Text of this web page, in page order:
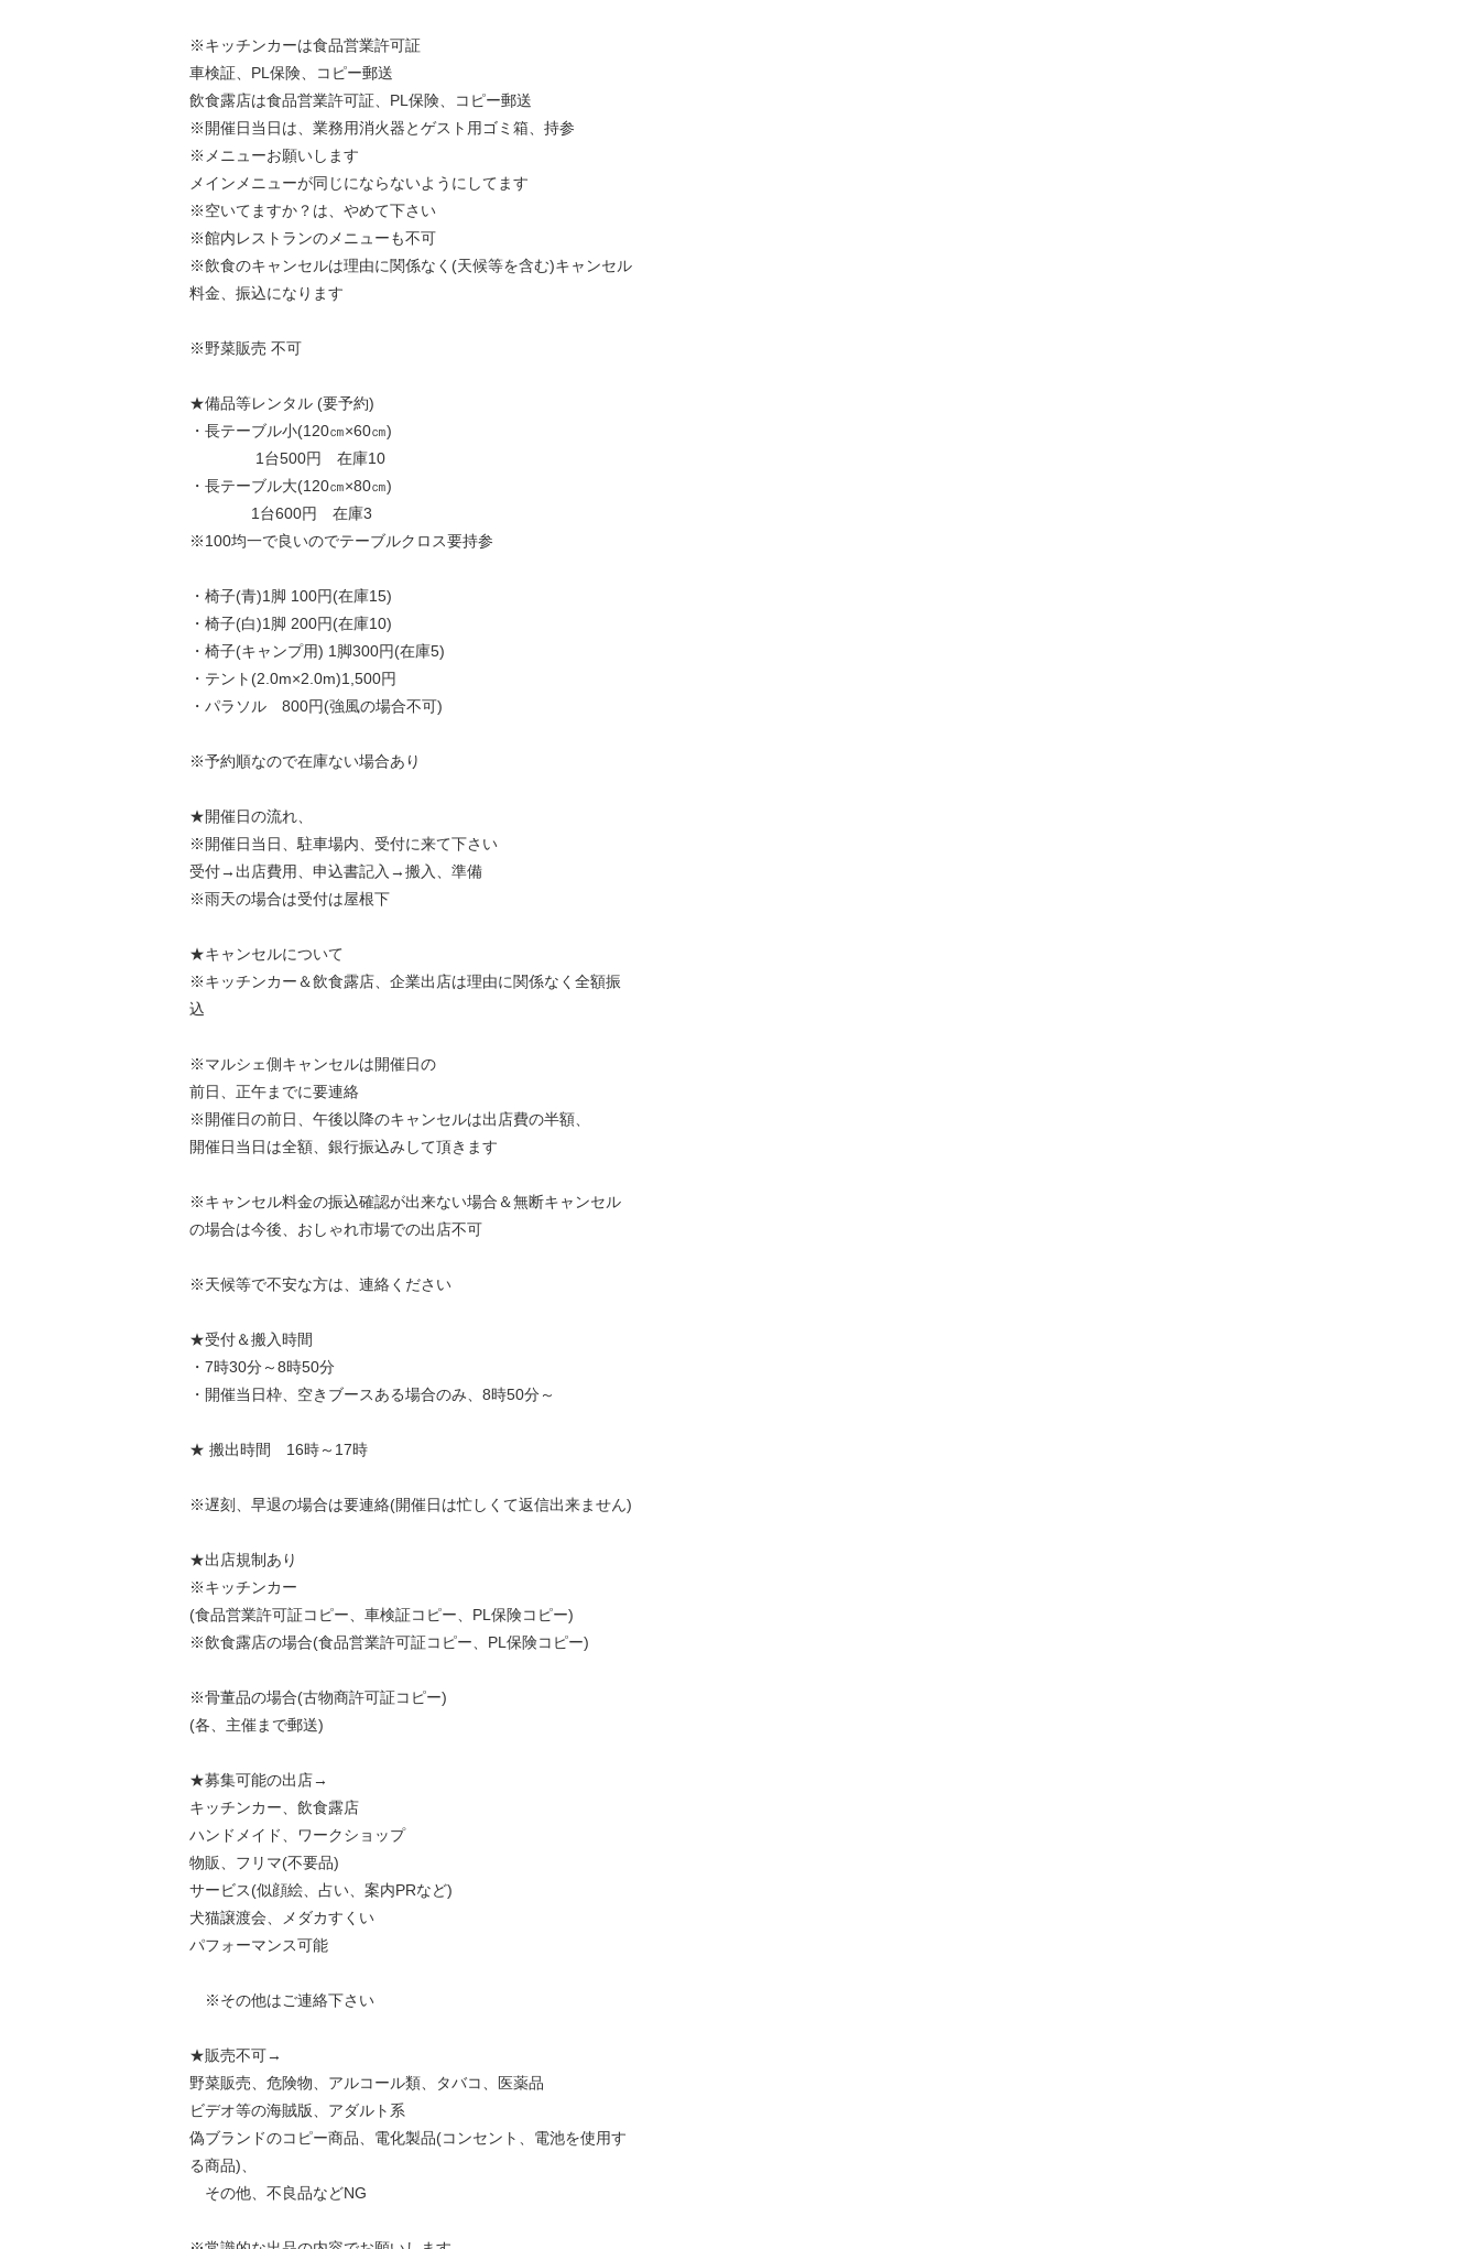
※キッチンカーは食品営業許可証
車検証、PL保険、コピー郵送
飲食露店は食品営業許可証、PL保険、コピー郵送
※開催日当日は、業務用消火器とゲスト用ゴミ箱、持参
※メニューお願いします
メインメニューが同じにならないようにしてます
※空いてますか？は、やめて下さい
※館内レストランのメニューも不可
※飲食のキャンセルは理由に関係なく(天候等を含む)キャンセル
料金、振込になります
※野菜販売 不可
★備品等レンタル (要予約)
・長テーブル小(120㎝×60㎝)
1台500円 在庫10
・長テーブル大(120㎝×80㎝)
1台600円 在庫3
※100均一で良いのでテーブルクロス要持参
・椅子(青)1脚 100円(在庫15)
・椅子(白)1脚 200円(在庫10)
・椅子(キャンプ用) 1脚300円(在庫5)
・テント(2.0m×2.0m)1,500円
・パラソル 800円(強風の場合不可)
※予約順なので在庫ない場合あり
★開催日の流れ、
※開催日当日、駐車場内、受付に来て下さい
受付→出店費用、申込書記入→搬入、準備
※雨天の場合は受付は屋根下
★キャンセルについて
※キッチンカー＆飲食露店、企業出店は理由に関係なく全額振
込
※マルシェ側キャンセルは開催日の
前日、正午までに要連絡
※開催日の前日、午後以降のキャンセルは出店費の半額、
開催日当日は全額、銀行振込みして頂きます
※キャンセル料金の振込確認が出来ない場合＆無断キャンセル
の場合は今後、おしゃれ市場での出店不可
※天候等で不安な方は、連絡ください
★受付＆搬入時間
・7時30分～8時50分
・開催当日枠、空きブースある場合のみ、8時50分～
★ 搬出時間 16時～17時
※遅刻、早退の場合は要連絡(開催日は忙しくて返信出来ません)
★出店規制あり
※キッチンカー
(食品営業許可証コピー、車検証コピー、PL保険コピー)
※飲食露店の場合(食品営業許可証コピー、PL保険コピー)
※骨董品の場合(古物商許可証コピー)
(各、主催まで郵送)
★募集可能の出店→
キッチンカー、飲食露店
ハンドメイド、ワークショップ
物販、フリマ(不要品)
サービス(似顔絵、占い、案内PRなど)
犬猫譲渡会、メダカすくい
パフォーマンス可能
※その他はご連絡下さい
★販売不可→
野菜販売、危険物、アルコール類、タバコ、医薬品
ビデオ等の海賊版、アダルト系
偽ブランドのコピー商品、電化製品(コンセント、電池を使用す
る商品)、
その他、不良品などNG